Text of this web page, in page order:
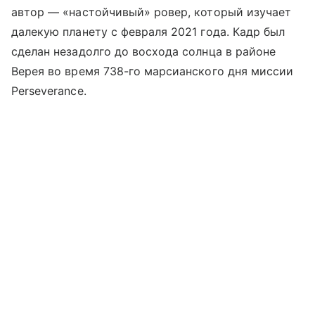
автор — «настойчивый» ровер, который изучает
далекую планету с февраля 2021 года. Кадр был
сделан незадолго до восхода солнца в районе
Верея во время 738-го марсианского дня миссии
Perseverance.